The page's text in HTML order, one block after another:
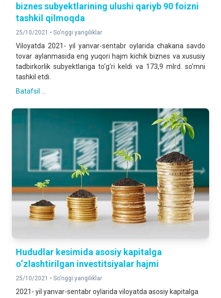
biznes subyektlarining ulushi qariyb 90 foizni
tashkil qilmoqda
25/10/2021 • So'nggi yangiliklar
Viloyatda 2021- yil yanvar-sentabr oylarida chakana savdo
tovar aylanmasida eng yuqori hajm kichik biznes va xususiy
tadbirkorlik subyektlariga to‘g‘ri keldi va 173,9 mlrd. so‘mni
tashkil etdi.
Batafsil ...
Hududlar kesimida asosiy kapitalga
o‘zlashtirilgan investitsiyalar hajmi
25/10/2021 • So'nggi yangiliklar
2021- yil yanvar-sentabr oylarida viloyatda asosiy kapitalga